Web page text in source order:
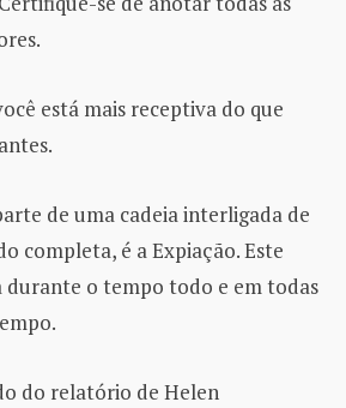
está mais receptiva do que
de uma cadeia interligada de
completa, é a Expiação. Este
durante o tempo todo e em todas
do relatório de Helen